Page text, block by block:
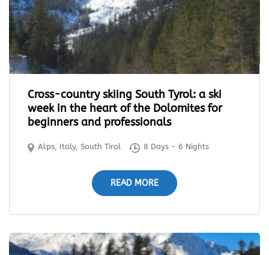
Cross-country skiing South Tyrol: a ski
week in the heart of the Dolomites for
beginners and professionals
Alps, Italy,South Tirol 8 Days - 6 Nights
READ MORE